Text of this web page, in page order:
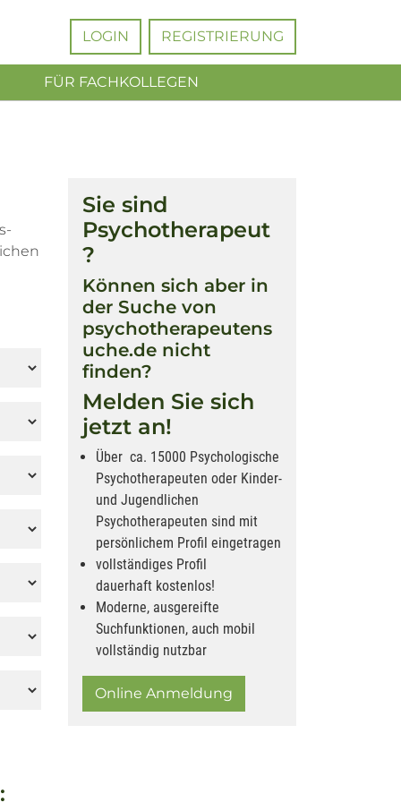
LOGIN REGISTRIERUNG
FÜR FACHKOLLEGEN
Sie sind
Psychotherapeut
?
Können sich aber in
der Suche von
psychotherapeutens
uche.de nicht
finden?
Melden Sie sich
jetzt an!
Über ca. 15000 Psychologische
Psychotherapeuten oder Kinder-
und Jugendlichen
Psychotherapeuten sind mit
persönlichem Profil eingetragen
vollständiges Profil
dauerhaft kostenlos!
Moderne, ausgereifte
Suchfunktionen, auch mobil
vollständig nutzbar
Online Anmeldung